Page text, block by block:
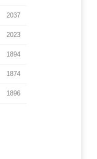
2037
2023
1894
1874
1896